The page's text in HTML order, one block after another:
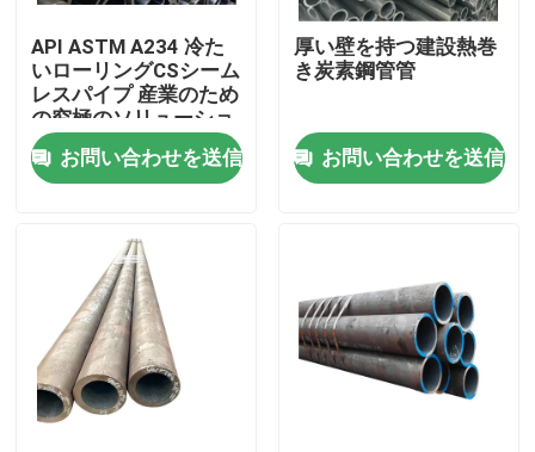
品質管理
引金 を 求め て ください
ステンレス鋼の管の管
ステンレス鋼のコイル
API ASTM A234 冷た
いローリングCSシーム
レスパイプ 産業のため
の究極のソリューショ
ン
お問い合わせを送信
厚い壁を持つ建設熱巻
き炭素鋼管管
お問い合わせを送信